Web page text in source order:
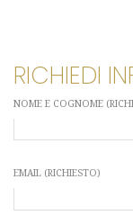
RICHIEDI
NOME E COGNOME
EMAIL (RICHIESTO)